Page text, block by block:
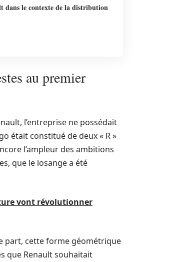
dans le contexte de la distribution
au premier
l’entreprise ne possédait
était constitué de deux « R »
l’ampleur des ambitions
que le losange a été
vont révolutionner
part, cette forme géométrique
que Renault souhaitait